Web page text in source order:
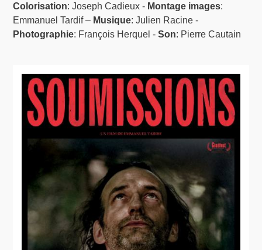
Colorisation: Joseph Cadieux - Montage images:
Emmanuel Tardif – Musique: Julien Racine -
Photographie: François Herquel -Son: Pierre Cautain